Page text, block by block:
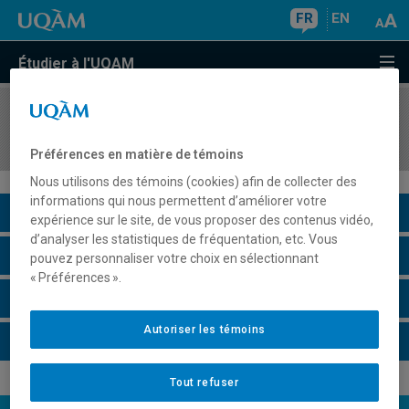
FR EN
Étudier à l'UQAM
COURS//
Description du cours
Horaire - Été 2026
Préférences en matière de témoins
Nous utilisons des témoins (cookies) afin de collecter des
informations qui nous permettent d’améliorer votre
expérience sur le site, de vous proposer des contenus vidéo,
d’analyser les statistiques de fréquentation, etc. Vous
pouvez personnaliser votre choix en sélectionnant
« Préférences ».
Tout refuser
Autoriser les témoins